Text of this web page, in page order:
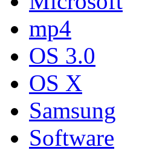
mp4
OS 3.0
OS X
Samsung
Software